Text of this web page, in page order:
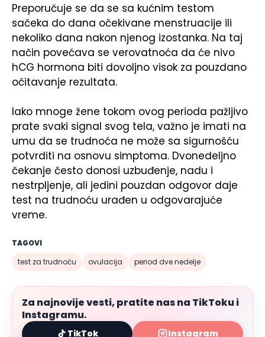
Preporučuje se da se sa kućnim testom
sačeka do dana očekivane menstruacije ili
nekoliko dana nakon njenog izostanka. Na taj
način povećava se verovatnoća da će nivo
hCG hormona biti dovoljno visok za pouzdano
očitavanje rezultata.
Iako mnoge žene tokom ovog perioda pažljivo
prate svaki signal svog tela, važno je imati na
umu da se trudnoća ne može sa sigurnošću
potvrditi na osnovu simptoma. Dvonedeljno
čekanje često donosi uzbuđenje, nadu i
nestrpljenje, ali jedini pouzdan odgovor daje
test na trudnoću urađen u odgovarajuće
vreme.
TAGOVI
test za trudnoću
ovulacija period dve nedelje
Za najnovije vesti, pratite nas na TikToku i
Instagramu.
TikTok Instagram